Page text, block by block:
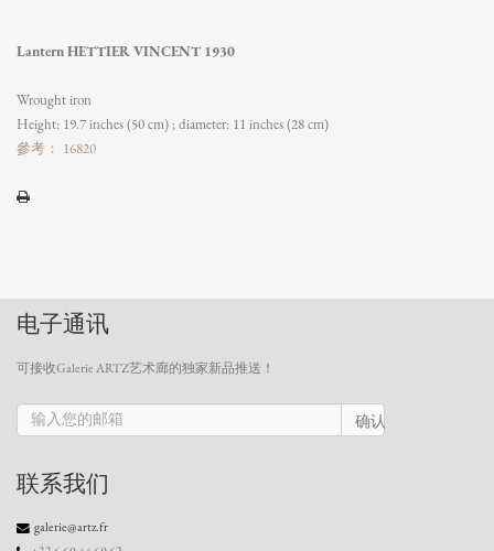
Lantern HETTIER VINCENT 1930
Wrought iron
Height: 19.7 inches (50 cm) ; diameter: 11 inches (28 cm)
參考： 16820
电子通讯
可接收Galerie ARTZ艺术廊的独家新品推送！
确认
联系我们
galerie@artz.fr